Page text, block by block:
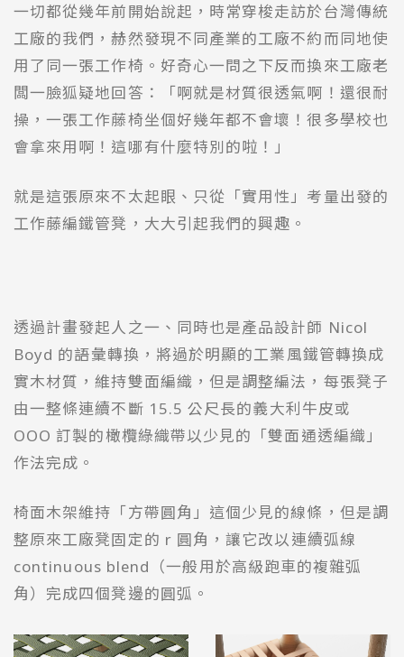
一切都從幾年前開始說起，時常穿梭走訪於台灣傳統
工廠的我們，赫然發現不同產業的工廠不約而同地使
用了同一張工作椅。好奇心一問之下反而換來工廠老
闆一臉狐疑地回答：「啊就是材質很透氣啊！還很耐
操，一張工作藤椅坐個好幾年都不會壞！很多學校也
會拿來用啊！這哪有什麼特別的啦！」
就是這張原來不太起眼、只從「實用性」考量出發的
工作藤編鐵管凳，大大引起我們的興趣。
透過計畫發起人之一、同時也是產品設計師 Nicol
Boyd 的語彙轉換，將過於明顯的工業風鐵管轉換成
實木材質，維持雙面編織，但是調整編法，每張凳子
由一整條連續不斷 15.5 公尺長的義大利牛皮或
OOO 訂製的橄欖綠織帶以少見的「雙面通透編織」
作法完成。
椅面木架維持「方帶圓角」這個少見的線條，但是調
整原來工廠凳固定的 r 圓角，讓它改以連續弧線
continuous blend（一般用於高級跑車的複雜弧
角）完成四個凳邊的圓弧。